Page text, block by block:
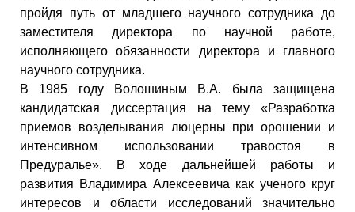
пройдя путь от младшего научного сотрудника до
заместителя директора по научной работе,
исполняющего обязанности директора и главного
научного сотрудника.
В 1985 году Волошиным В.А. была защищена
кандидатская диссертация на тему «Разработка
приемов возделывания люцерны при орошении и
интенсивном использовании травостоя в
Предуралье». В ходе дальнейшей работы и
развития Владимира Алексеевича как ученого круг
интересов и области исследований значительно